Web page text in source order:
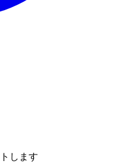
します